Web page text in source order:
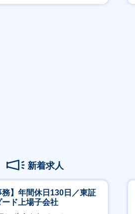
間以内
新着求人
務】年間休日130日／東証
ード上場子会社